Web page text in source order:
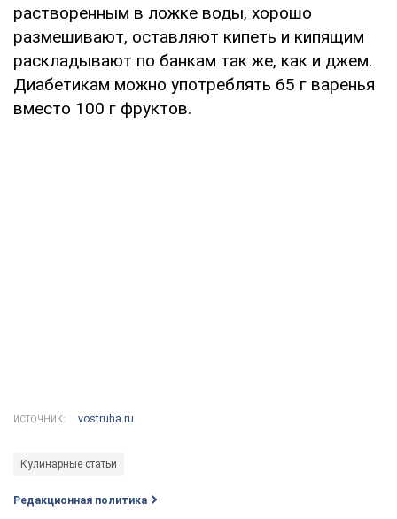
растворенным в ложке воды, хорошо
размешивают, оставляют кипеть и кипящим
раскладывают по банкам так же, как и джем.
Диабетикам можно употреблять 65 г варенья
вместо 100 г фруктов.
ИСТОЧНИК: vostruha.ru
Кулинарные статьи
Редакционная политика